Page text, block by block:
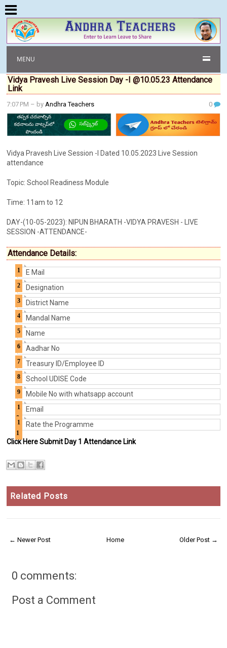
MENU
Vidya Pravesh Live Session Day -I @10.05.23 Attendance
Link
7:07 PM – byAndhra Teachers 0
Vidya Pravesh Live Session -I Dated 10.05.2023 Live Session
attendance
Topic: School Readiness Module
Time: 11am to 12
DAY-(10-05-2023): NIPUN BHARATH -VIDYA PRAVESH - LIVE
SESSION -ATTENDANCE-
Attendance Details:
E Mail
Designation
District Name
Mandal Name
Name
Aadhar No
Treasury ID/Employee ID
School UDISE Code
Mobile No with whatsapp account
Email
Rate the Programme
Click Here Submit Day 1 Attendance Link
Related Posts
← Newer Post Older Post →
Home
0 comments:
Post a Comment